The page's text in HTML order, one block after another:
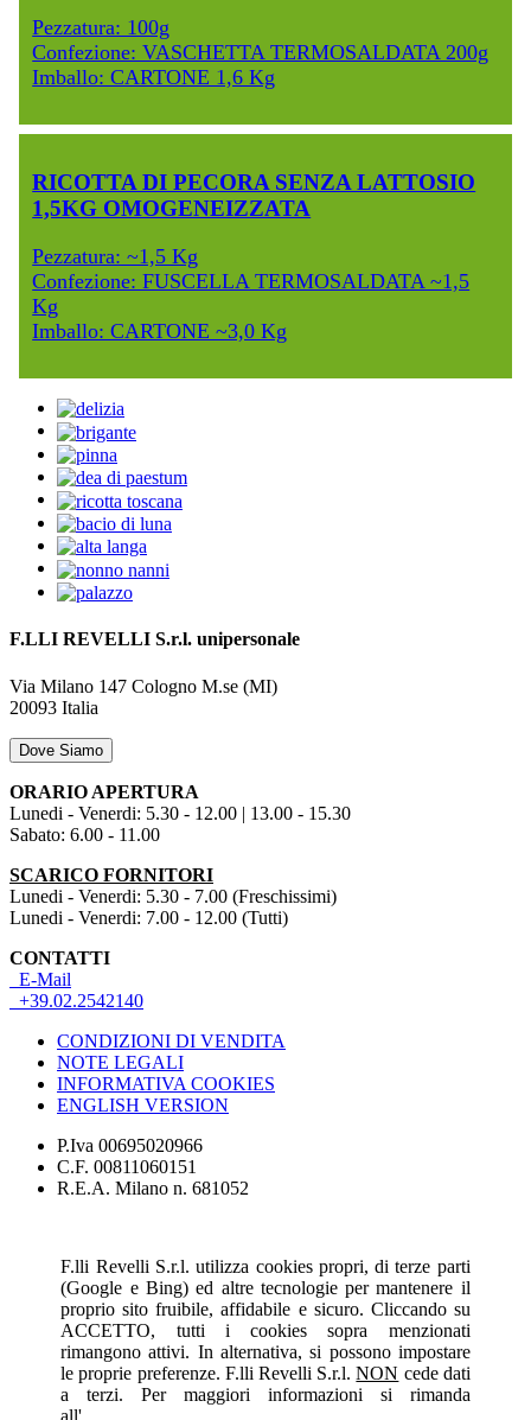
Pezzatura: 100g
Confezione: VASCHETTA TERMOSALDATA 200g
Imballo: CARTONE 1,6 Kg
RICOTTA DI PECORA SENZA LATTOSIO
1,5KG OMOGENEIZZATA
Pezzatura: ~1,5 Kg
Confezione: FUSCELLA TERMOSALDATA ~1,5
Kg
Imballo: CARTONE ~3,0 Kg
F.LLI REVELLI S.r.l. unipersonale
Via Milano 147 Cologno M.se (MI)
20093 Italia
Dove Siamo
ORARIO APERTURA
Lunedi - Venerdi: 5.30 - 12.00 | 13.00 - 15.30
Sabato: 6.00 - 11.00
SCARICO FORNITORI
Lunedi - Venerdi: 5.30 - 7.00 (Freschissimi)
Lunedi - Venerdi: 7.00 - 12.00 (Tutti)
CONTATTI
E-Mail
+39.02.2542140
CONDIZIONI DI VENDITA
NOTE LEGALI
INFORMATIVA COOKIES
ENGLISH VERSION
P.Iva 00695020966
C.F. 00811060151
R.E.A. Milano n. 681052
F.lli Revelli S.r.l. utilizza cookies propri, di terze parti
(Google e Bing) ed altre tecnologie per mantenere il
proprio sito fruibile, affidabile e sicuro. Cliccando su
ACCETTO, tutti i cookies sopra menzionati
rimangono attivi. In alternativa, si possono impostare
le proprie preferenze. F.lli Revelli S.r.l.NON cede dati
a terzi. Per maggiori informazioni si rimanda
all'